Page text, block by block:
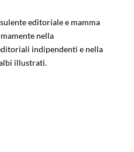
editoriale e mamma
nella
indipendenti e nella
illustrati.